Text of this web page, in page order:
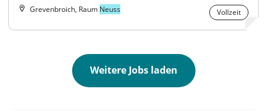
Grevenbroich, Raum Neuss Vollzeit
Weitere Jobs laden